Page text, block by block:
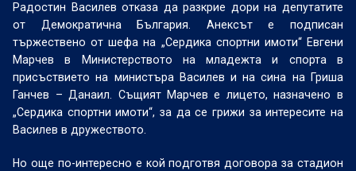
Радостин Василев отказа да разкрие дори на депутатите
от Демократична България. Анексът е подписан
тържествено от шефа на „Сердика спортни имоти“ Евгени
Марчев в Министерството на младежта и спорта в
присъствието на министъра Василев и на сина на Гриша
Ганчев – Данаил. Същият Марчев е лицето, назначено в
„Сердика спортни имоти“, за да се грижи за интересите на
Василев в дружеството.
Но още по-интересно е кой подготвя договора за стадион